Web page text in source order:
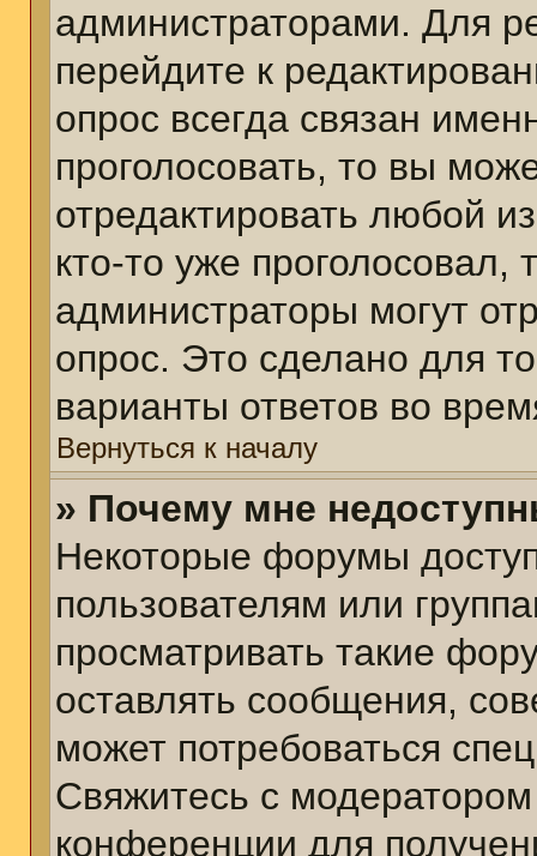
администраторами. Для
перейдите к
опрос всегда связан
проголосовать, то вы
отредактировать любой
кто-то уже
администраторы могут
опрос. Это сделано для
варианты ответов во
Вернуться к началу
» Почему мне
Некоторые форумы
пользователям или
просматривать такие
оставлять сообщения,
может потребоваться
Свяжитесь с
конференции для